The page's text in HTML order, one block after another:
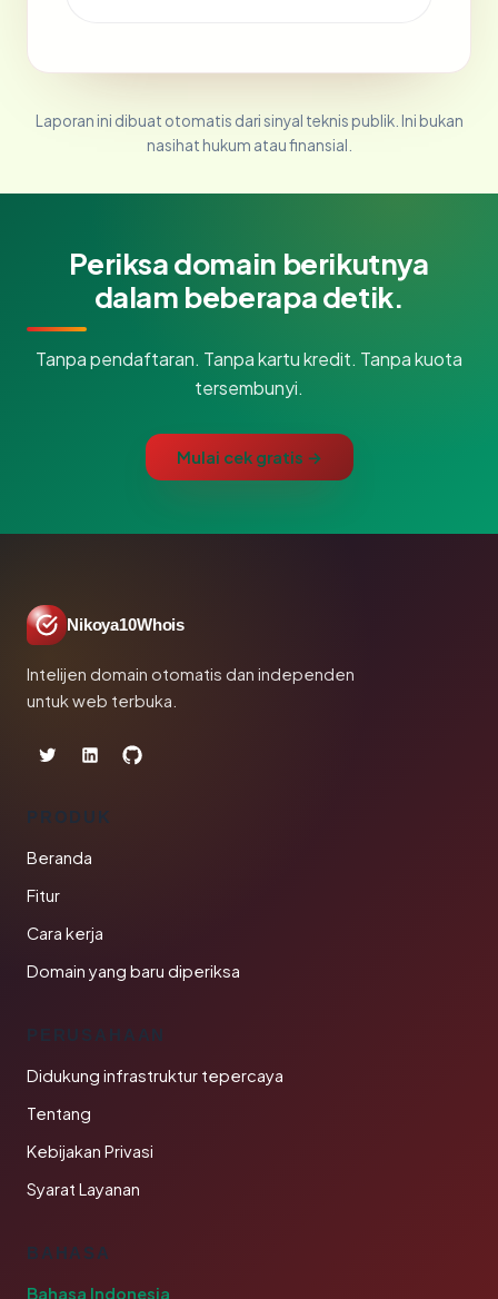
Laporan ini dibuat otomatis dari sinyal teknis publik. Ini bukan
nasihat hukum atau finansial.
Periksa domain berikutnya
dalam beberapa detik.
Tanpa pendaftaran. Tanpa kartu kredit. Tanpa kuota
tersembunyi.
Mulai cek gratis →
Nikoya10Whois
Intelijen domain otomatis dan independen
untuk web terbuka.
PRODUK
Beranda
Fitur
Cara kerja
Domain yang baru diperiksa
PERUSAHAAN
Didukung infrastruktur tepercaya
Tentang
Kebijakan Privasi
Syarat Layanan
BAHASA
Bahasa Indonesia